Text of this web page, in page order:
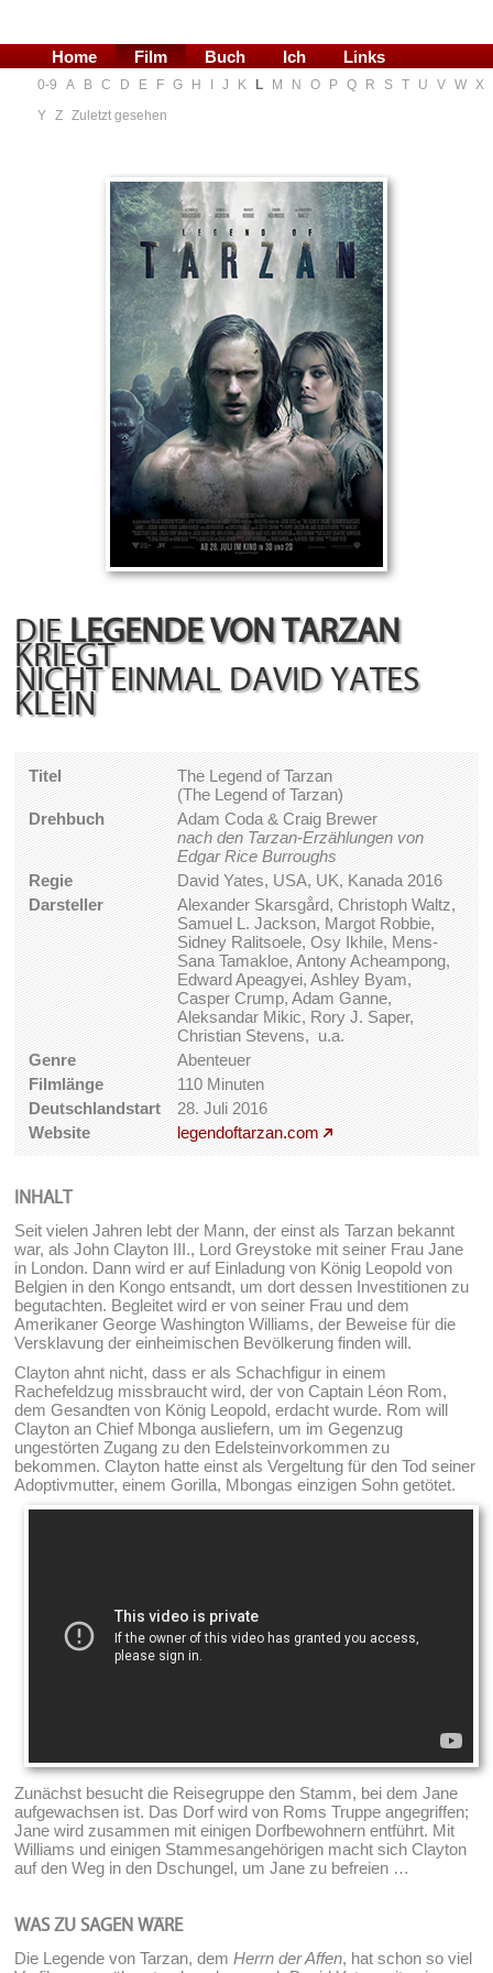
Home Film Buch Ich Links
0-9 A B C D E F G H J K L M N O P Q R S T U V W X
Y Z Zuletzt gesehen
DIE LEGENDE VON TARZAN
KRIEGT
NICHT EINMAL DAVID YATES
KLEIN
Titel
The Legend of Tarzan
(The Legend of Tarzan)
Drehbuch
Adam Coda & Craig Brewer
nach den Tarzan-Erzählungen von
Edgar Rice Burroughs
Regie
David Yates, USA, UK, Kanada 2016
Darsteller
Alexander Skarsgård, Christoph Waltz,
Samuel L. Jackson, Margot Robbie,
Sidney Ralitsoele, Osy Ikhile, Mens-
Sana Tamakloe, Antony Acheampong,
Edward Apeagyei, Ashley Byam,
Casper Crump, Adam Ganne,
Aleksandar Mikic, Rory J. Saper,
Christian Stevens, u.a.
Genre
Abenteuer
Filmlänge
110 Minuten
Deutschlandstart
28. Juli 2016
Website
legendoftarzan.com
INHALT
Seit vielen Jahren lebt der Mann, der einst als Tarzan bekannt
war, als John Clayton III., Lord Greystoke mit seiner Frau Jane
in London. Dann wird er auf Einladung von König Leopold von
Belgien in den Kongo entsandt, um dort dessen Investitionen zu
begutachten. Begleitet wird er von seiner Frau und dem
Amerikaner George Washington Williams, der Beweise für die
Versklavung der einheimischen Bevölkerung finden will.
Clayton ahnt nicht, dass er als Schachfigur in einem
Rachefeldzug missbraucht wird, der von Captain Léon Rom,
dem Gesandten von König Leopold, erdacht wurde. Rom will
Clayton an Chief Mbonga ausliefern, um im Gegenzug
ungestörten Zugang zu den Edelsteinvorkommen zu
bekommen. Clayton hatte einst als Vergeltung für den Tod seiner
Adoptivmutter, einem Gorilla, Mbongas einzigen Sohn getötet.
Zunächst besucht die Reisegruppe den Stamm, bei dem Jane
aufgewachsen ist. Das Dorf wird von Roms Truppe angegriffen;
Jane wird zusammen mit einigen Dorfbewohnern entführt. Mit
Williams und einigen Stammesangehörigen macht sich Clayton
auf den Weg in den Dschungel, um Jane zu befreien …
WAS ZU SAGEN WÄRE
Die Legende von Tarzan, demHerrn der Affen, hat schon so viel